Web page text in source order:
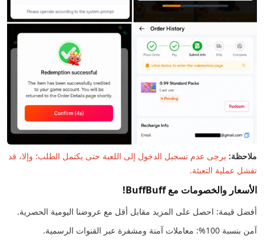
ملاحظة: يرجى عدم تسجيل الدخول إلى اللعبة حتى يكتمل الطلب؛ وإلا، قد
تفشل عملية التعبئة.
الأسعار والخصومات مع BuffBuff!
أفضل قيمة: احصل على المزيد مقابل أقل مع عروضنا اليومية الحصرية.
آمن بنسبة 100%: معاملات آمنة ومشفرة عبر القنوات الرسمية.